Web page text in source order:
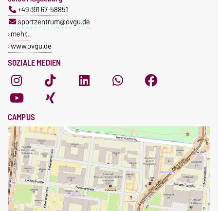
SOZIALE MEDIEN
+49 391 67-58851
sportzentrum@ovgu.de
mehr…
www.ovgu.de
CAMPUS